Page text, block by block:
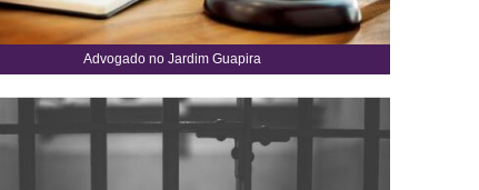
Advogado no Jardim Guapira